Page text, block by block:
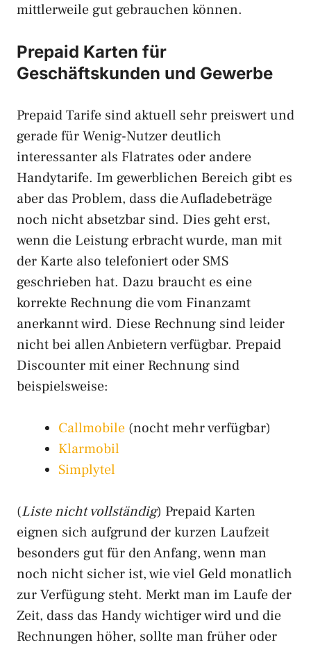
mittlerweile gut gebrauchen können.
Prepaid Karten für
Geschäftskunden und Gewerbe
Prepaid Tarife sind aktuell sehr preiswert und
gerade für Wenig-Nutzer deutlich
interessanter als Flatrates oder andere
Handytarife. Im gewerblichen Bereich gibt es
aber das Problem, dass die Aufladebeträge
noch nicht absetzbar sind. Dies geht erst,
wenn die Leistung erbracht wurde, man mit
der Karte also telefoniert oder SMS
geschrieben hat. Dazu braucht es eine
korrekte Rechnung die vom Finanzamt
anerkannt wird. Diese Rechnung sind leider
nicht bei allen Anbietern verfügbar. Prepaid
Discounter mit einer Rechnung sind
beispielsweise:
Callmobile (nocht mehr verfügbar)
Klarmobil
Simplytel
(Liste nicht vollständig) Prepaid Karten
eignen sich aufgrund der kurzen Laufzeit
besonders gut für den Anfang, wenn man
noch nicht sicher ist, wie viel Geld monatlich
zur Verfügung steht. Merkt man im Laufe der
Zeit, dass das Handy wichtiger wird und die
Rechnungen höher, sollte man früher oder